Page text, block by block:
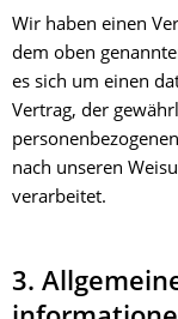
Wir haben einen
dem oben
es sich um einen
Vertrag, der
nach unseren
verarbeitet.
3.